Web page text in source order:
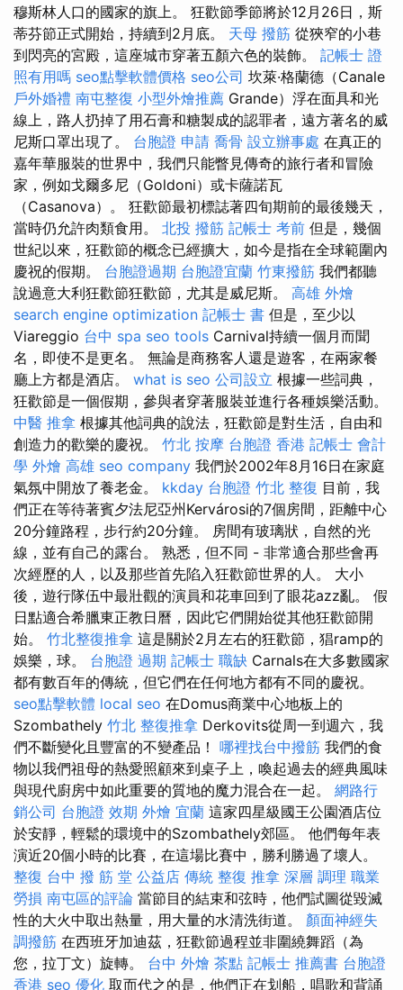
穆斯林人口的國家的旗上。 狂歡節季節將於12月26日，斯
蒂芬節正式開始，持續到2月底。 天母 撥筋 從狹窄的小巷
到閃亮的宮殿，這座城市穿著五顏六色的裝飾。 記帳士 證
照有用嗎 seo點擊軟體價格 seo公司 坎萊·格蘭德（Canale
戶外婚禮 南屯整復 小型外燴推薦 Grande）浮在面具和光
線上，路人扔掉了用石膏和糖製成的認罪者，遠方著名的威
尼斯口罩出現了。 台胞證 申請 喬骨 設立辦事處 在真正的
嘉年華服裝的世界中，我們只能瞥見傳奇的旅行者和冒險
家，例如戈爾多尼（Goldoni）或卡薩諾瓦
（Casanova）。 狂歡節最初標誌著四旬期前的最後幾天，
當時仍允許肉類食用。 北投 撥筋 記帳士 考前 但是，幾個
世紀以來，狂歡節的概念已經擴大，如今是指在全球範圍內
慶祝的假期。 台胞證過期 台胞證宜蘭 竹東撥筋 我們都聽
說過意大利狂歡節狂歡節，尤其是威尼斯。 高雄 外燴
search engine optimization 記帳士 書 但是，至少以
Viareggio 台中 spa seo tools Carnival持續一個月而聞
名，即使不是更名。 無論是商務客人還是遊客，在兩家餐
廳上方都是酒店。 what is seo 公司設立 根據一些詞典，
狂歡節是一個假期，參與者穿著服裝並進行各種娛樂活動。
中醫 推拿 根據其他詞典的說法，狂歡節是對生活，自由和
創造力的歡樂的慶祝。 竹北 按摩 台胞證 香港 記帳士 會計
學 外燴 高雄 seo company 我們於2002年8月16日在家庭
氣氛中開放了養老金。 kkday 台胞證 竹北 整復 目前，我
們正在等待著賓夕法尼亞州Kervárosi的7個房間，距離中心
20分鐘路程，步行約20分鐘。 房間有玻璃狀，自然的光
線，並有自己的露台。 熟悉，但不同 - 非常適合那些會再
次經歷的人，以及那些首先陷入狂歡節世界的人。 大小
後，遊行隊伍中最壯觀的演員和花車回到了眼花azz亂。 假
日點適合希臘東正教日曆，因此它們開始從其他狂歡節開
始。 竹北整復推拿 這是關於2月左右的狂歡節，猖ramp的
娛樂，球。 台胞證 過期 記帳士 職缺 Carnals在大多數國家
都有數百年的傳統，但它們在任何地方都有不同的慶祝。
seo點擊軟體 local seo 在Domus商業中心地板上的
Szombathely 竹北 整復推拿 Derkovits從周一到週六，我
們不斷變化且豐富的不變產品！ 哪裡找台中撥筋 我們的食
物以我們祖母的熱愛照顧來到桌子上，喚起過去的經典風味
與現代廚房中如此重要的質地的魔力混合在一起。 網路行
銷公司 台胞證 效期 外燴 宜蘭 這家四星級國王公園酒店位
於安靜，輕鬆的環境中的Szombathely郊區。 他們每年表
演近20個小時的比賽，在這場比賽中，勝利勝過了壞人。
整復 台中 撥 筋 堂 公益店 傳統 整復 推拿 深層 調理 職業
勞損 南屯區的評論 當節目的結束和弦時，他們試圖從毀滅
性的大火中取出熱量，用大量的水清洗街道。 顏面神經失
調撥筋 在西班牙加迪茲，狂歡節過程並非圍繞舞蹈（為
您，拉丁文）旋轉。 台中 外燴 茶點 記帳士 推薦書 台胞證
香港 seo 優化 取而代之的是，他們正在划船，唱歌和背誦